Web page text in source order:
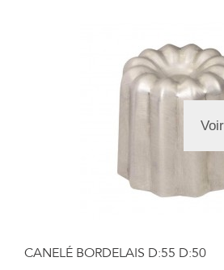
CANELÉ BORDELAIS D:55 D:50